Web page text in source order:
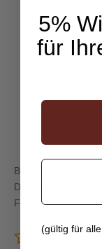
Bewertung
Deine E-Mail-
Felder sind mit*
5%
für
(gültig für